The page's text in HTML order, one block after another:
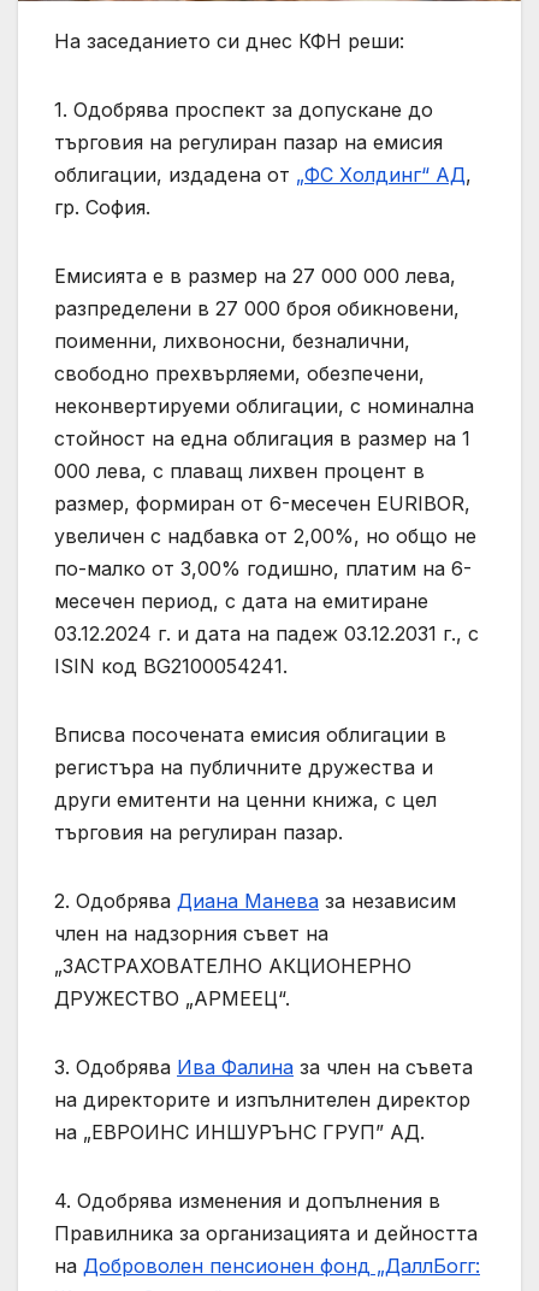
На заседанието си днес КФН реши:
1. Одобрява проспект за допускане до
търговия на регулиран пазар на емисия
облигации, издадена от „ФС Холдинг“ АД,
гр. София.
Емисията е в размер на 27 000 000 лева,
разпределени в 27 000 броя обикновени,
поименни, лихвоносни, безналични,
свободно прехвърляеми, обезпечени,
неконвертируеми облигации, с номинална
стойност на една облигация в размер на 1
000 лева, с плаващ лихвен процент в
размер, формиран от 6-месечен EURIBOR,
увеличен с надбавка от 2,00%, но общо не
по-малко от 3,00% годишно, платим на 6-
месечен период, с дата на емитиране
03.12.2024 г. и дата на падеж 03.12.2031 г., с
ISIN код BG2100054241.
Вписва посочената емисия облигации в
регистъра на публичните дружества и
други емитенти на ценни книжа, с цел
търговия на регулиран пазар.
2. Одобрява Диана Манева за независим
член на надзорния съвет на
„ЗАСТРАХОВАТЕЛНО АКЦИОНЕРНО
ДРУЖЕСТВО „АРМЕЕЦ“.
3. Одобрява Ива Фалина за член на съвета
на директорите и изпълнителен директор
на „ЕВРОИНС ИНШУРЪНС ГРУП” АД.
4. Одобрява изменения и допълнения в
Правилника за организацията и дейността
на Доброволен пенсионен фонд „ДаллБогг: